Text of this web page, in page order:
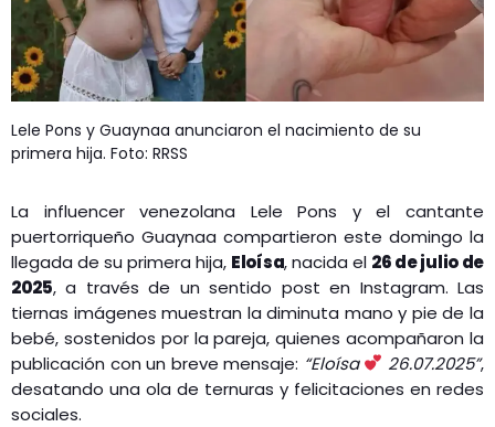
Lele Pons y Guaynaa anunciaron el nacimiento de su
primera hija. Foto: RRSS
La influencer venezolana Lele Pons y el cantante
puertorriqueño Guaynaa compartieron este domingo la
llegada de su primera hija, Eloísa, nacida el 26 de julio de
2025, a través de un sentido post en Instagram. Las
tiernas imágenes muestran la diminuta mano y pie de la
bebé, sostenidos por la pareja, quienes acompañaron la
publicación con un breve mensaje: “Eloísa 26.07.2025”,
desatando una ola de ternuras y felicitaciones en redes
sociales.